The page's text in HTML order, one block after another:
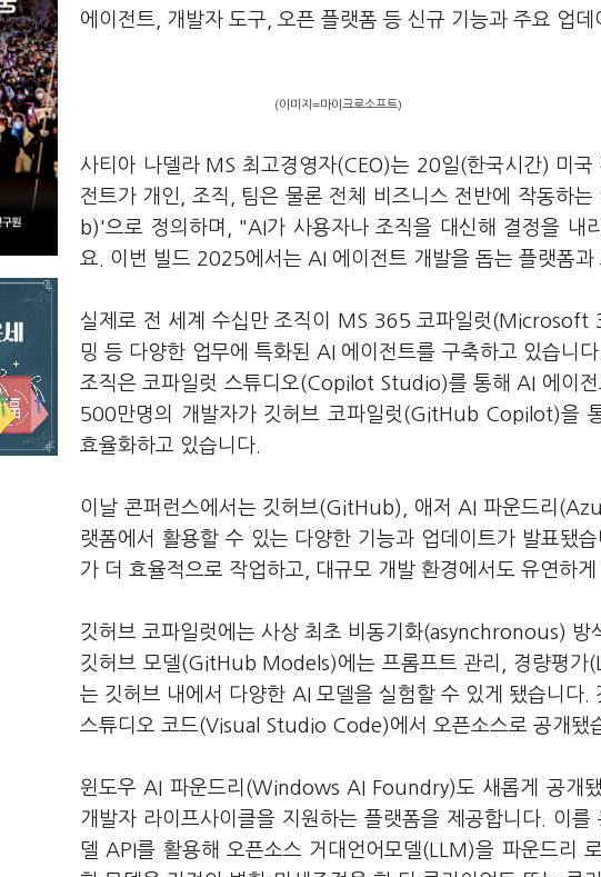
에이전트, 개발자 도구, 오픈 플랫폼 등 신규 기능과 주요 업데
(이미지=마이크로소프트)
사티아 나델라 MS 최고경영자(CEO)는 20일(한국시간) 미
전트가 개인, 조직, 팀은 물론 전체 비즈니스 전반에 작동하
b)'으로 정의하며, "AI가 사용자나 조직을 대신해 결정을 내
요. 이번 빌드 2025에서는 AI 에이전트 개발을 돕는 플랫폼과
실제로 전 세계 수십만 조직이 MS 365 코파일럿
밍 등 다양한 업무에 특화된 AI 에이전트를 구축하고 있습
조직은 코파일럿 스튜디오(Copilot Studio)를 통해 AI 에이
500만명의 개발자가 깃허브 코파일럿(GitHub Copilot)을
효율화하고 있습니다.
이날 콘퍼런스에서는 깃허브(GitHub), 애저 AI 파운드리
랫폼에서 활용할 수 있는 다양한 기능과 업데이트가 발표됐
가 더 효율적으로 작업하고, 대규모 개발 환경에서도 유연하
깃허브 코파일럿에는 사상 최초 비동기화(asynchronous) 방
깃허브 모델(GitHub Models)에는 프롬프트 관리, 경량평가
는 깃허브 내에서 다양한 AI 모델을 실험할 수 있게 됐습니
스튜디오 코드(Visual Studio Code)에서 오픈소스로 공개됐
윈도우 AI 파운드리(Windows AI Foundry)도 새롭게 공개
개발자 라이프사이클을 지원하는 플랫폼을 제공합니다. 이
델 API를 활용해 오픈소스 거대언어모델(LLM)을 파운드리